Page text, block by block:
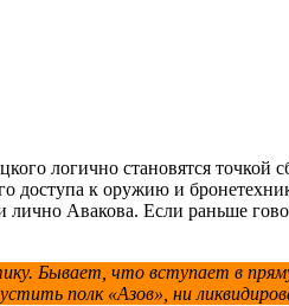
логично становятся
доступа к оружию и
Авакова. Если раньше
Бывает, что вступает в
полк «Азов», ни